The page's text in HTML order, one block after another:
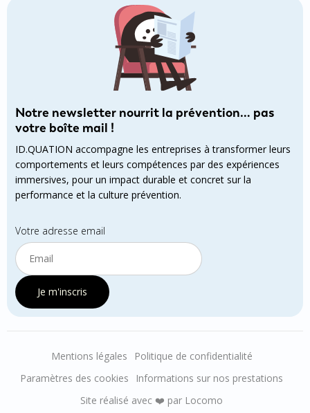
Notre newsletter nourrit la prévention… pas
votre boîte mail !
ID.QUATION accompagne les entreprises à transformer leurs
comportements et leurs compétences par des expériences
immersives, pour un impact durable et concret sur la
performance et la culture prévention.
Votre adresse email
Je m'inscris
Mentions légales
Politique de confidentialité
Paramètres des cookies
Informations sur nos prestations
Site réalisé avec ❤️ par Locomo